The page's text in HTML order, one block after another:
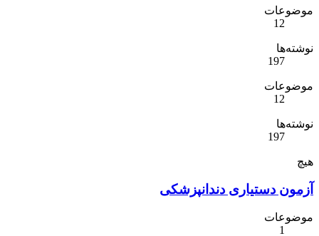
موضوعات
12
نوشته‌ها
197
موضوعات
12
نوشته‌ها
197
هیچ
آزمون دستیاری دندانپزشکی
موضوعات
1